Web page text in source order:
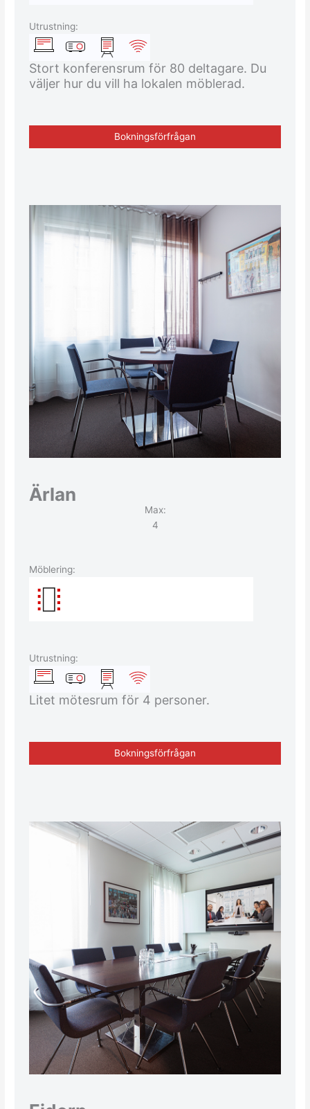
Utrustning:
Stort konferensrum för 80 deltagare. Du
väljer hur du vill ha lokalen möblerad.
Bokningsförfrågan
Ärlan
Max:
4
Möblering:
Utrustning:
Litet mötesrum för 4 personer.
Bokningsförfrågan